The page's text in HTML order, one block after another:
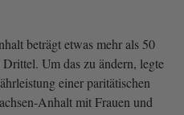
beträgt etwas mehr als 50
Um das zu ändern, legte
einer paritätischen
Anhalt mit Frauen und